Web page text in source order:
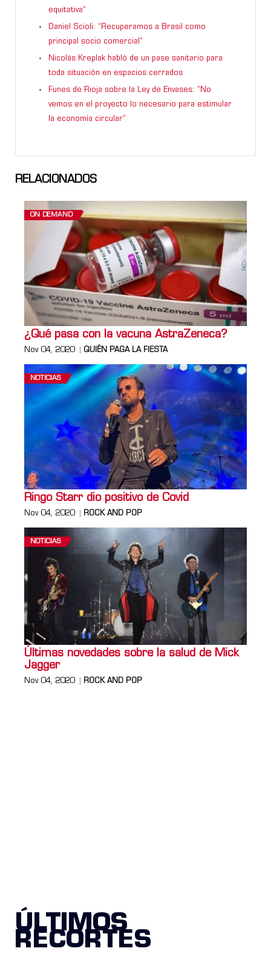
equitativa”
Daniel Scioli: “Recuperamos a Brasil como
principal socio comercial”
Nicolás Kreplak habló de un pase sanitario para
toda situación en espacios cerrados
Funes de Rioja sobre la Ley de Envases: “No
vemos en el proyecto lo necesario para estimular
la economía circular”
RELACIONADOS
ON DEMAND
¿Qué pasa con la vacuna AstraZeneca?
Nov 04, 2020 QUIÉN PAGA LA FIESTA
NOTICIAS
Ringo Starr dio positivo de Covid
Nov 04, 2020 ROCK AND POP
NOTICIAS
Últimas novedades sobre la salud de Mick
Jagger
Nov 04, 2020 ROCK AND POP
ÚLTIMOS
RECORTES